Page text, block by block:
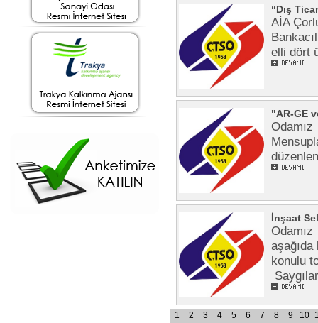
“Dış
AİA
elli dört
"AR-GE
İnşaat
konulu
Saygılar
1 2 3 4 5 6 7 8 9 10